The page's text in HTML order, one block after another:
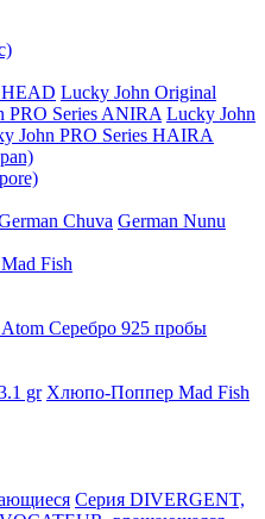
Lucky John Original
PRO Series ANIRA Lucky John
John PRO Series HAIRA
Chuva German Nunu
Fish
Серебро 925 пробы
gr Хлюпо-Поппер Mad Fish
Серия DIVERGENT,